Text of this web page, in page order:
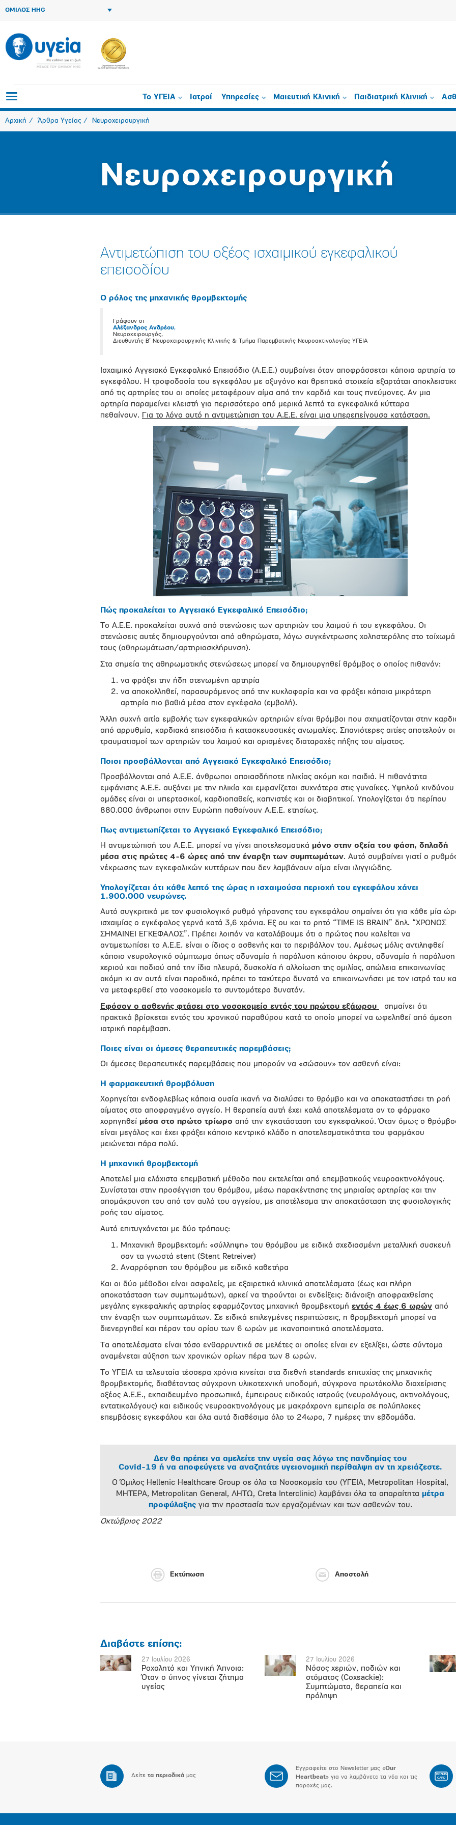
ΟΜΙΛΟΣ HHG
Το ΥΓΕΙΑ Ιατροί Υπηρεσίες Μαιευτική Κλινική Παιδιατρική Κλινική
Αρχική Άρθρα Υγείας Νευροχειρουργική
Νευροχειρουργική
Αντιμετώπιση του οξέος ισχαιμικού εγκεφαλικού
επεισοδίου
Ο ρόλος της μηχανικής θρομβεκτομής
Γράφουν οι
Αλέξανδρος Ανδρέου,
Νευροχειρουργός,
Διευθυντής Β’ Νευροχειρουργικής Κλινικής & Τμήμα Παρεμβατικής Νευροακτινολογίας ΥΓΕΙΑ
Ισχαιμικό Αγγειακό Εγκεφαλικό Επεισόδιο (Α.Ε.Ε.) συμβαίνει όταν αποφράσσεται κάποια αρτηρία
εγκεφάλου. Η τροφοδοσία του εγκεφάλου με οξυγόνο και θρεπτικά στοιχεία εξαρτάται
από τις αρτηρίες του οι οποίες μεταφέρουν αίμα από την καρδιά και τους πνεύμονες. Αν μια
αρτηρία παραμείνει κλειστή για περισσότερο από μερικά λεπτά τα εγκεφαλικά κύτταρα
πεθαίνουν. Για το λόγο αυτό η αντιμετώπιση του Α.Ε.Ε. είναι μια υπερεπείγουσα κατάσταση.
Πώς προκαλείται το Αγγειακό Εγκεφαλικό Επεισόδιο;
Το Α.Ε.Ε. προκαλείται συχνά από στενώσεις των αρτηριών του λαιμού ή του εγκεφάλου. Οι
στενώσεις αυτές δημιουργούνται από αθηρώματα, λόγω συγκέντρωσης χοληστερόλης στο τοίχωμά
τους (αθηρωμάτωση/αρτηριοσκλήρυνση).
Στα σημεία της αθηρωματικής στενώσεως μπορεί να δημιουργηθεί θρόμβος ο οποίος πιθανόν:
να φράξει την ήδη στενωμένη αρτηρία
να αποκολληθεί, παρασυρόμενος από την κυκλοφορία και να φράξει κάποια μικρότερη
αρτηρία πιο βαθιά μέσα στον εγκέφαλο (εμβολή).
Άλλη συχνή αιτία εμβολής των εγκεφαλικών αρτηριών είναι θρόμβοι που σχηματίζονται στην
από αρρυθμία, καρδιακά επεισόδια ή κατασκευαστικές ανωμαλίες. Σπανιότερες αιτίες αποτελούν οι
τραυματισμοί των αρτηριών του λαιμού και ορισμένες διαταραχές πήξης του αίματος.
Ποιοι προσβάλλονται από Αγγειακό Εγκεφαλικό Επεισόδιο;
Προσβάλλονται από Α.Ε.Ε. άνθρωποι οποιασδήποτε ηλικίας ακόμη και παιδιά. Η πιθανότητα
εμφάνισης Α.Ε.Ε. αυξάνει με την ηλικία και εμφανίζεται συχνότερα στις γυναίκες. Υψηλού κινδύνου
ομάδες είναι οι υπερτασικοί, καρδιοπαθείς, καπνιστές και οι διαβητικοί. Υπολογίζεται ότι περίπου
880.000 άνθρωποι στην Ευρώπη παθαίνουν Α.Ε.Ε. ετησίως.
Πως αντιμετωπίζεται το Αγγειακό Εγκεφαλικό Επεισόδιο;
H αντιμετώπισή του A.E.E. μπορεί να γίνει αποτελεσματικά μόνο στην οξεία του φάση, δηλαδή
μέσα στις πρώτες 4-6 ώρες από την έναρξη των συμπτωμάτων. Αυτό συμβαίνει γιατί ο
νέκρωσης των εγκεφαλικών κυττάρων που δεν λαμβάνουν αίμα είναι ιλιγγιώδης.
Υπολογίζεται ότι κάθε λεπτό της ώρας η ισχαιμούσα περιοχή του εγκεφάλου χάνει
1.900.000 νευρώνες.
Αυτό συγκριτικά με τον φυσιολογικό ρυθμό γήρανσης του εγκεφάλου σημαίνει ότι για κάθε μία
ισχαιμίας ο εγκέφαλος γερνά κατά 3,6 χρόνια. Εξ ου και το ρητό “TIME IS BRAIN” δηλ. “ΧΡΟΝΟΣ
ΣΗΜΑΙΝΕΙ ΕΓΚΕΦΑΛΟΣ”. Πρέπει λοιπόν να καταλάβουμε ότι ο πρώτος που καλείται να
αντιμετωπίσει το Α.Ε.Ε. είναι ο ίδιος ο ασθενής και το περιβάλλον του. Αμέσως μόλις αντιληφθεί
κάποιο νευρολογικό σύμπτωμα όπως αδυναμία ή παράλυση κάποιου άκρου, αδυναμία ή παράλυση
χεριού και ποδιού από την ίδια πλευρά, δυσκολία ή αλλοίωση της ομιλίας, απώλεια επικοινωνίας
ακόμη κι αν αυτά είναι παροδικά, πρέπει το ταχύτερο δυνατό να επικοινωνήσει με τον ιατρό του
να μεταφερθεί στο νοσοκομείο το συντομότερο δυνατόν.
Εφόσον ο ασθενής φτάσει στο νοσοκομείο εντός του πρώτου εξάωρου
σημαίνει ότι
πρακτικά βρίσκεται εντός του χρονικού παραθύρου κατά το οποίο μπορεί να ωφεληθεί από άμεση
ιατρική παρέμβαση.
Ποιες είναι οι άμεσες θεραπευτικές παρεμβάσεις;
Οι άμεσες θεραπευτικές παρεμβάσεις που μπορούν να «σώσουν» τον ασθενή είναι:
Η φαρμακευτική θρομβόλυση
Χορηγείται ενδοφλεβίως κάποια ουσία ικανή να διαλύσει το θρόμβο και να αποκαταστήσει τη ροή
αίματος στο αποφραγμένο αγγείο. Η θεραπεία αυτή έχει καλά αποτελέσματα αν το φάρμακο
χορηγηθεί μέσα στο πρώτο τρίωρο από την εγκατάσταση του εγκεφαλικού. Όταν όμως ο
είναι μεγάλος και έχει φράξει κάποιο κεντρικό κλάδο η αποτελεσματικότητα του φαρμάκου
μειώνεται πάρα πολύ.
Η μηχανική θρομβεκτομή
Αποτελεί μια ελάχιστα επεμβατική μέθοδο που εκτελείται από επεμβατικούς νευροακτινολόγους.
Συνίσταται στην προσέγγιση του θρόμβου, μέσω παρακέντησης της μηριαίας αρτηρίας και την
απομάκρυνση του από τον αυλό του αγγείου, με αποτέλεσμα την αποκατάσταση της φυσιολογικής
ροής του αίματος.
Αυτό επιτυγχάνεται με δύο τρόπους:
Μηχανική θρομβεκτομή: «σύλληψη» του θρόμβου με ειδικά σχεδιασμένη μεταλλική συσκευή
σαν τα γνωστά stent (Stent Retreiver)
Αναρρόφηση του θρόμβου με ειδικό καθετήρα
Και οι δύο μέθοδοι είναι ασφαλείς, με εξαιρετικά κλινικά αποτελέσματα (έως και πλήρη
αποκατάσταση των συμπτωμάτων), αρκεί να τηρούνται οι ενδείξεις: διάνοιξη αποφραχθείσης
μεγάλης εγκεφαλικής αρτηρίας εφαρμόζοντας μηχανική θρομβεκτομή εντός 4 έως 6 ωρών από
την έναρξη των συμπτωμάτων. Σε ειδικά επιλεγμένες περιπτώσεις, η θρομβεκτομή μπορεί να
διενεργηθεί και πέραν του ορίου των 6 ωρών με ικανοποιητικά αποτελέσματα.
Τα αποτελέσματα είναι τόσο ενθαρρυντικά σε μελέτες οι οποίες είναι εν εξελίξει, ώστε σύντομα
αναμένεται αύξηση των χρονικών ορίων πέρα των 8 ωρών.
Το ΥΓΕΙΑ τα τελευταία τέσσερα χρόνια κινείται στα διεθνή standards επιτυχίας της μηχανικής
θρομβεκτομής, διαθέτοντας σύγχρονη υλικοτεχνική υποδομή, σύγχρονο πρωτόκολλο διαχείρισης
οξέος Α.Ε.Ε., εκπαιδευμένο προσωπικό, έμπειρους ειδικούς ιατρούς (νευρολόγους, ακτινολόγους,
εντατικολόγους) και ειδικούς νευροακτινολόγους με μακρόχρονη εμπειρία σε πολύπλοκες
επεμβάσεις εγκεφάλου και όλα αυτά διαθέσιμα όλο το 24ωρο, 7 ημέρες την εβδομάδα.
Δεν θα πρέπει να αμελείτε την υγεία σας λόγω της πανδημίας του
Covid-19 ή να αποφεύγετε να αναζητάτε υγειονομική περίθαλψη αν τη χρειάζεστε.
Ο Όμιλος Hellenic Healthcare Group σε όλα τα Νοσοκομεία του (ΥΓΕΙΑ, Metropolitan Hospital,
ΜΗΤΕΡΑ, Metropolitan General, ΛΗΤΩ, Creta Interclinic) λαμβάνει όλα τα απαραίτητα μέτρα
προφύλαξης για την προστασία των εργαζομένων και των ασθενών του.
Οκτώβριος 2022
Εκτύπωση Αποστολή
Διαβάστε επίσης:
27 Ιουλίου 2026
Ροχαλητό και Υπνική Άπνοια:
Όταν ο ύπνος γίνεται ζήτημα
υγείας
27 Ιουλίου 2026
Νόσος χεριών, ποδιών και
στόματος (Coxsackie):
Συμπτώματα, θεραπεία και
πρόληψη
Δείτε τα περιοδικά μας
Εγγραφείτε στο Newsletter μας «Our
Heartbeat» για να λαμβάνετε τα νέα και τις
παροχές μας.
BONUS
CARD